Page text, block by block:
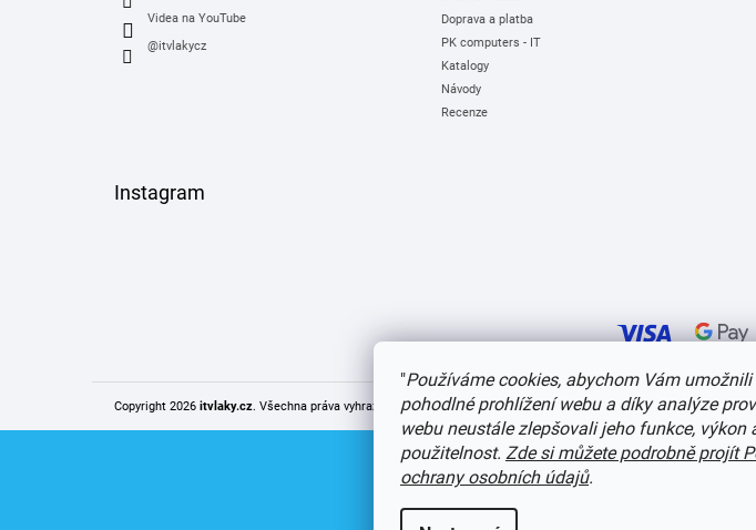
"Používáme cookies, abychom Vám umožnili
pohodlné prohlížení webu a díky analýze
webu neustále zlepšovali jeho funkce, výkon
použitelnost. Zde si můžete podrobně projít
ochrany osobních údajů.
Videa na YouTube
@itvlakycz
Doprava a platba
PK computers - IT
Katalogy
Návody
Recenze
Instagram
Copyright 2026 itvlaky.cz . Všechna práva vyhrazena.Upravit nastavení cookies